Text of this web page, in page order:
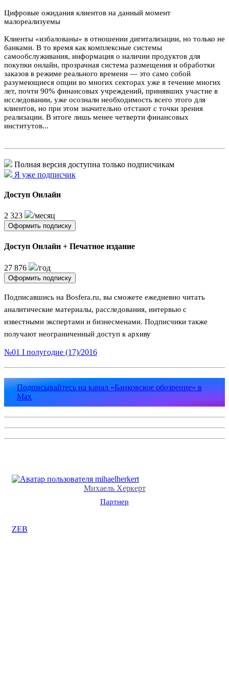
Цифровые ожидания клиентов на данный момент
малореализуемы
Клиенты «избалованы» в отношении дигитализации, но только не
банками. В то время как комплексные системы
самообслуживания, информация о наличии продуктов для
покупки онлайн, прозрачная система размещения и обработки
заказов в режиме реального времени — это само собой
разумеющиеся опции во многих секторах уже в течение многих
лет, почти 90% финансовых учреждений, принявших участие в
исследовании, уже осознали необходимость всего этого для
клиентов, но при этом значительно отстают с точки зрения
реализации. В итоге лишь менее четверти финансовых
институтов...
Полная версия доступна только подписчикам
Я уже подписчик
Доступ Онлайн
2 323 /месяц
Оформить подписку
Доступ Онлайн + Печатное издание
27 876 /год
Оформить подписку
Подписавшись на Bosfera.ru, вы сможете ежедневно читать
аналитические материалы, расследования, интервью с
известными экспертами и бизнесменами. Подписчики также
получают неограниченный доступ к архиву
№01 I полугодие (17)/2016
Подписывайтесь на канал «Банковское обозрение» в
Max
Михаель Херкерт
Партнер
ZEB